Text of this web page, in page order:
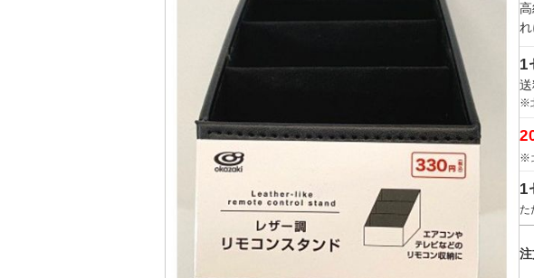
1
送
※
※
1
た